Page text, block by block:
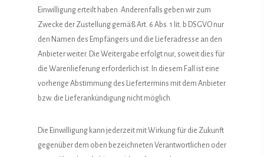
Einwilligung erteilt haben. Anderenfalls geben wir zum
Zwecke der Zustellung gemäß Art. 6 Abs. 1 lit. b DSGVO nur
den Namen des Empfängers und die Lieferadresse an den
Anbieter weiter. Die Weitergabe erfolgt nur, soweit dies für
die Warenlieferung erforderlich ist. In diesem Fall ist eine
vorherige Abstimmung des Liefertermins mit dem Anbieter
bzw. die Lieferankündigung nicht möglich.
Die Einwilligung kann jederzeit mit Wirkung für die Zukunft
gegenüber dem oben bezeichneten Verantwortlichen oder